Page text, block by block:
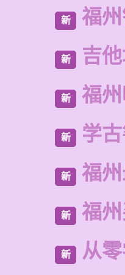
新 福
新 吉
新 福
新 学
新 福
新 福
新 从